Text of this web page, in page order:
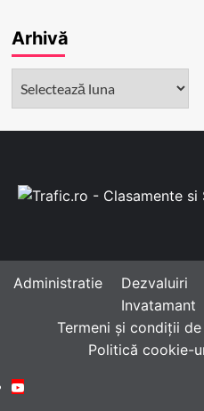
Arhivă
Administratie Dezvaluiri
Invatamant
Termeni și condiții
Politică cookie-
Youtube